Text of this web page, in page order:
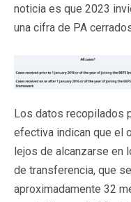
noticia es que 2023
una cifra de PA
Los datos recopilados
efectiva indican que el
lejos de alcanzarse en
de transferencia, que
aproximadamente 32